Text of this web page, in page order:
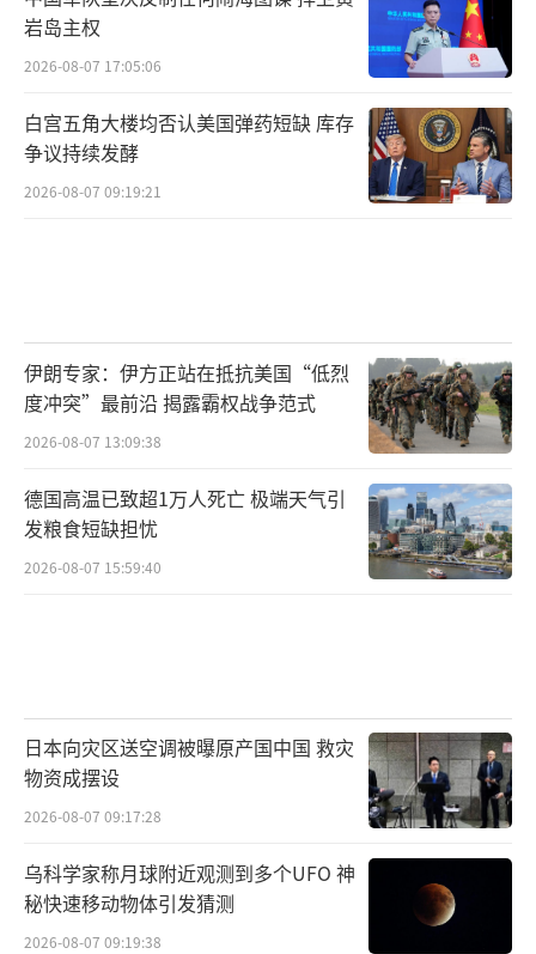
岩岛主权
2026-08-07 17:05:06
白宫五角大楼均否认美国弹药短缺 库存
争议持续发酵
2026-08-07 09:19:21
伊朗专家：伊方正站在抵抗美国“低烈
度冲突”最前沿 揭露霸权战争范式
2026-08-07 13:09:38
德国高温已致超1万人死亡 极端天气引
发粮食短缺担忧
2026-08-07 15:59:40
日本向灾区送空调被曝原产国中国 救灾
物资成摆设
2026-08-07 09:17:28
乌科学家称月球附近观测到多个UFO 神
秘快速移动物体引发猜测
2026-08-07 09:19:38